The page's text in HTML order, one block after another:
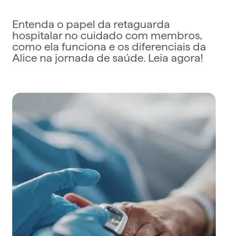
Entenda o papel da retaguarda
hospitalar no cuidado com membros,
como ela funciona e os diferenciais da
Alice na jornada de saúde. Leia agora!